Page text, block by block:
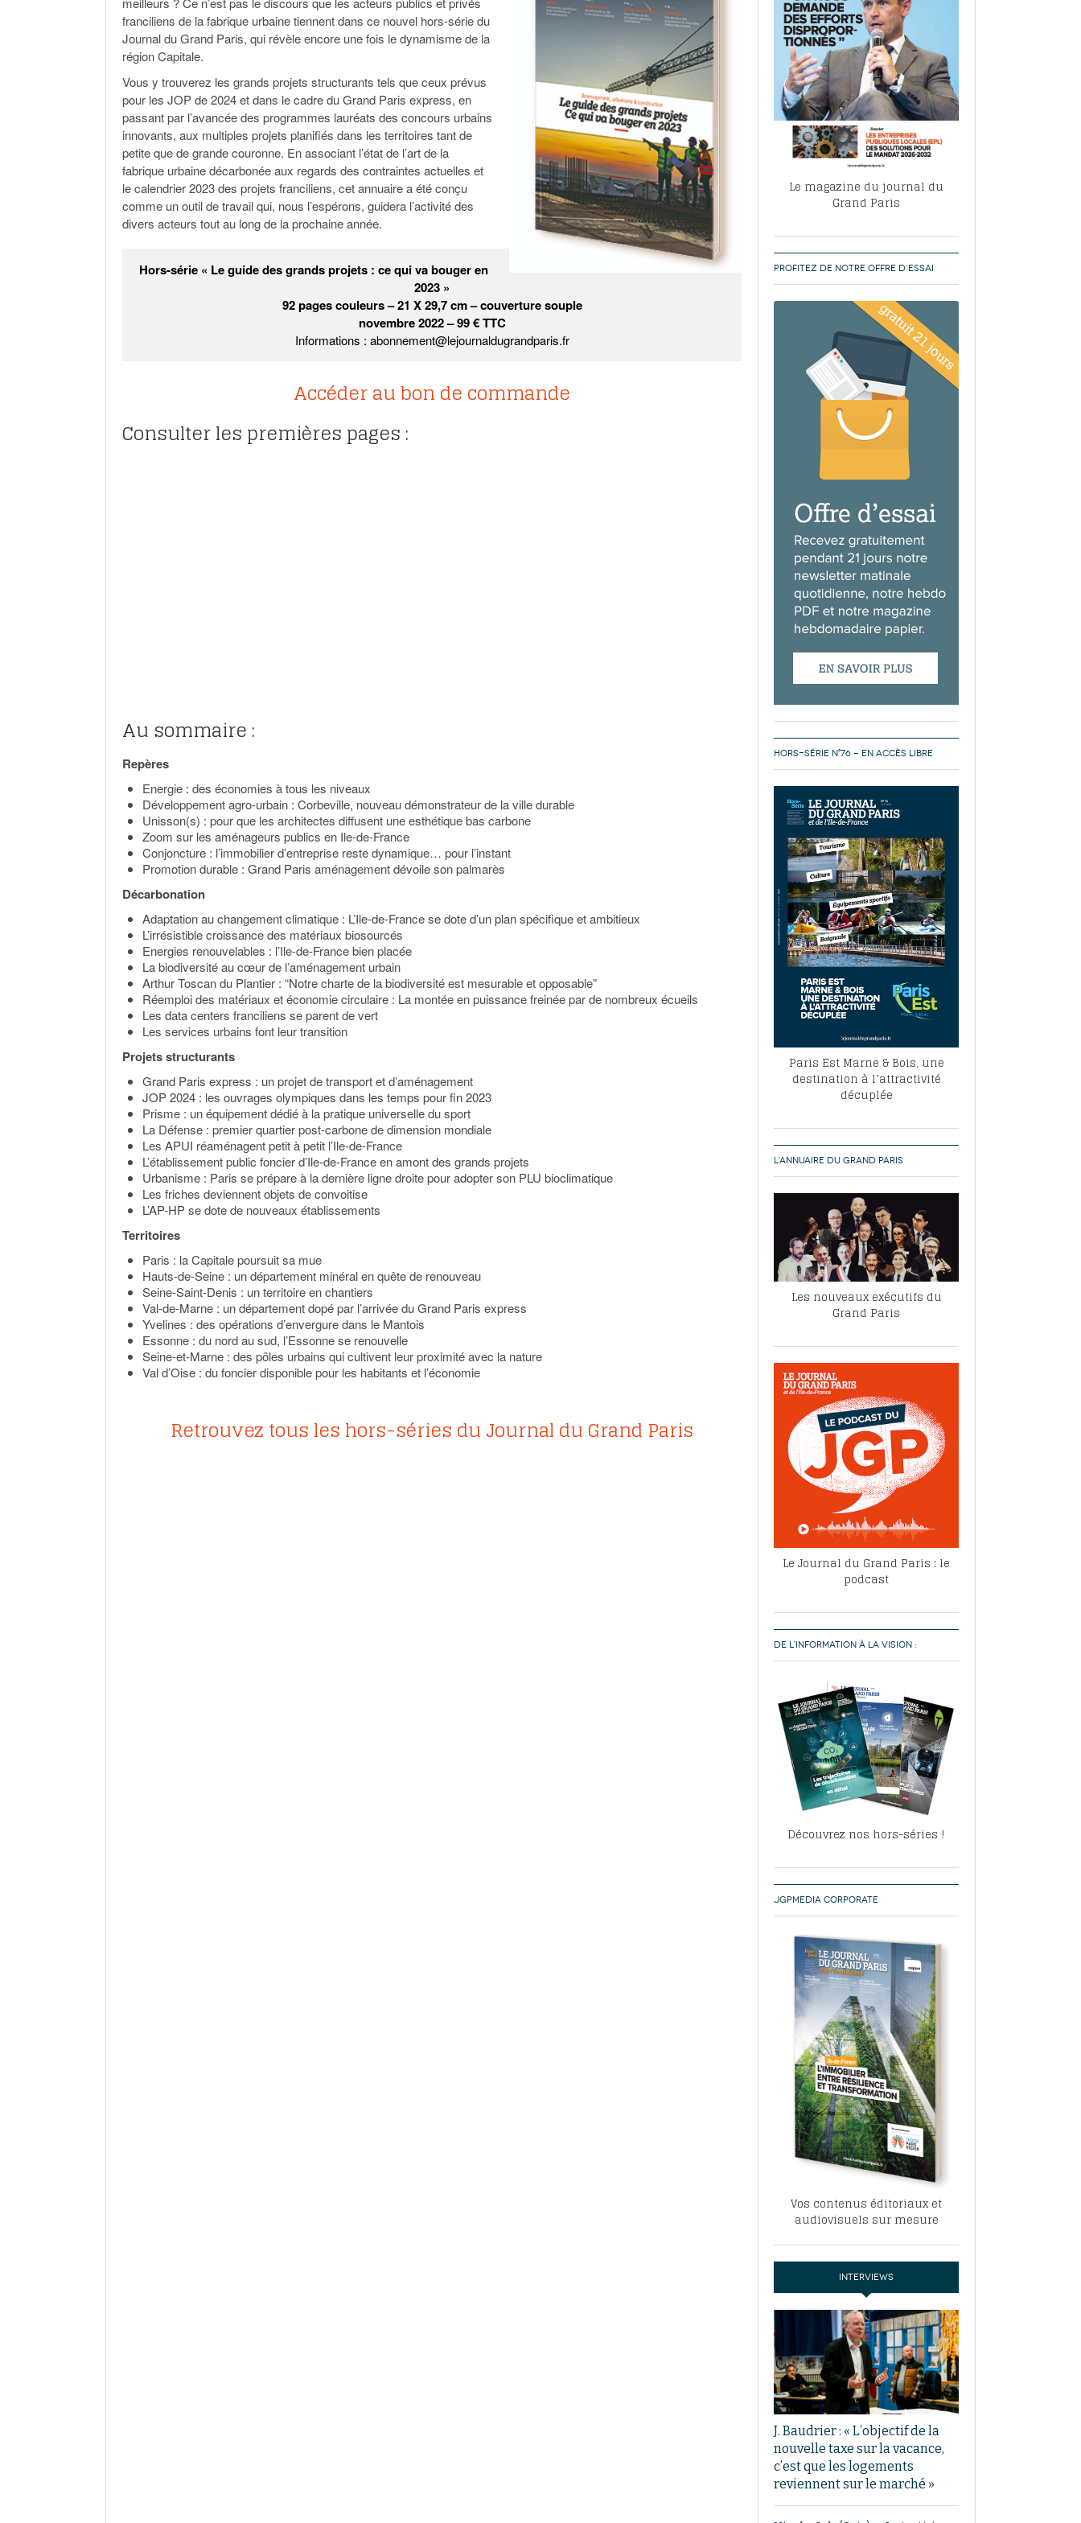
À Paris, les cadres de la tech et de la finance
redessinent le marché de la location de luxe
16 juillet 2026
Saint-Agne immobilier inaugure une nouvelle
- 15 juillet 2026
Plus d'articles
janvier 2026
Municipales 2026 : la CCI livre 23 pistes pour
relancer l’économie parisienne- 20 janvier 2026
Municipales 2026 : la CCI de l’Essonne publie un
Cahier d’expert à destination des candidats
janvier 2026
Plus d'articles
Exclusif – Apex, ABF, ZAC : F. Vauglin détaille sa
feuille de route pour l’urbanisme parisien- 17
juillet 2026
À Paris, les cadres de la tech et de la finance
redessinent le marché de la location de luxe
16 juillet 2026
franciliens de la fabrique urbaine tiennent dans ce nouvel hors-série du
Journal du Grand Paris, qui révèle encore une fois le dynamisme de la
région Capitale.
Vous y trouverez les grands projets structurants tels que ceux prévus
pour les JOP de 2024 et dans le cadre du Grand Paris express, en
passant par l’avancée des programmes lauréats des concours urbains
innovants, aux multiples projets planifiés dans les territoires tant de
petite que de grande couronne. En associant l’état de l’art de la
fabrique urbaine décarbonée aux regards des contraintes actuelles et
le calendrier 2023 des projets franciliens, cet annuaire a été conçu
comme un outil de travail qui, nous l’espérons, guidera l’activité des
divers acteurs tout au long de la prochaine année.
Hors-série « Le guide des grands projets : ce qui va bouger en
2023 »
92 pages couleurs – 21 X 29,7 cm – couverture souple
novembre 2022 – 99 € TTC
Informations : abonnement@lejournaldugrandparis.fr
Accéder au bon de commande
Consulter les premières pages :
Au sommaire :
Repères
Energie : des économies à tous les niveaux
Développement agro-urbain : Corbeville, nouveau démonstrateur de la ville durable
Unisson(s) : pour que les architectes diffusent une esthétique bas carbone
Zoom sur les aménageurs publics en Ile-de-France
Conjoncture : l’immobilier d’entreprise reste dynamique… pour l’instant
Promotion durable : Grand Paris aménagement dévoile son palmarès
Décarbonation
Adaptation au changement climatique : L’Ile-de-France se dote d’un plan spécifique et ambitieux
L’irrésistible croissance des matériaux biosourcés
Energies renouvelables : l’Ile-de-France bien placée
La biodiversité au cœur de l’aménagement urbain
Arthur Toscan du Plantier : “Notre charte de la biodiversité est mesurable et opposable”
Réemploi des matériaux et économie circulaire : La montée en puissance freinée par de nombreux écueils
Les data centers franciliens se parent de vert
Les services urbains font leur transition
Projets structurants
Grand Paris express : un projet de transport et d’aménagement
JOP 2024 : les ouvrages olympiques dans les temps pour fin 2023
Prisme : un équipement dédié à la pratique universelle du sport
La Défense : premier quartier post-carbone de dimension mondiale
Les APUI réaménagent petit à petit l’Ile-de-France
L’établissement public foncier d’Ile-de-France en amont des grands projets
Urbanisme : Paris se prépare à la dernière ligne droite pour adopter son PLU bioclimatique
Les friches deviennent objets de convoitise
L’AP-HP se dote de nouveaux établissements
Territoires
Paris : la Capitale poursuit sa mue
Hauts-de-Seine : un département minéral en quête de renouveau
Seine-Saint-Denis : un territoire en chantiers
Val-de-Marne : un département dopé par l’arrivée du Grand Paris express
Yvelines : des opérations d’envergure dans le Mantois
Essonne : du nord au sud, l’Essonne se renouvelle
Seine-et-Marne : des pôles urbains qui cultivent leur proximité avec la nature
Val d’Oise : du foncier disponible pour les habitants et l’économie
Retrouvez tous les hors-séries du Journal du Grand Paris
Le magazine du journal du
Grand Paris
PROFITEZ DE NOTRE OFFRE D’ESSAI
HORS-SÉRIE N°76 – EN ACCÈS LIBRE
Paris Est Marne & Bois, une
destination à l’attractivité
décuplée
L’ANNUAIRE DU GRAND PARIS
Les nouveaux exécutifs du
Grand Paris
Le Journal du Grand Paris : le
podcast
DE L’INFORMATION À LA VISION :
Découvrez nos hors-séries !
JGPMEDIA CORPORATE
Vos contenus éditoriaux et
audiovisuels sur mesure
INTERVIEWS
J. Baudrier : « L’objectif de la
nouvelle taxe sur la vacance,
c’est que les logements
reviennent sur le marché »